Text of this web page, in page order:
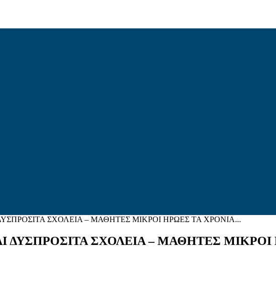
ΣΧΟΛΕΙΑ – ΜΑΘΗΤΕΣ ΜΙΚΡΟΙ ΗΡΩΕΣ ΤΑ ΧΡΟΝΙΑ...
ΣΧΟΛΕΙΑ – ΜΑΘΗΤΕΣ ΜΙΚΡΟΙ